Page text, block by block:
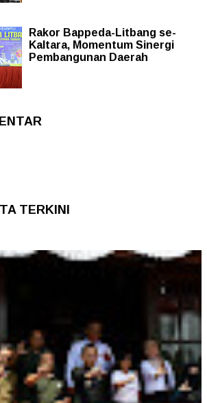
Rakor Bappeda-Litbang se-
Kaltara, Momentum Sinergi
Pembangunan Daerah
TERKINI